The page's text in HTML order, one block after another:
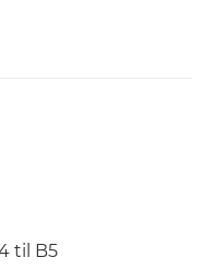
til B5